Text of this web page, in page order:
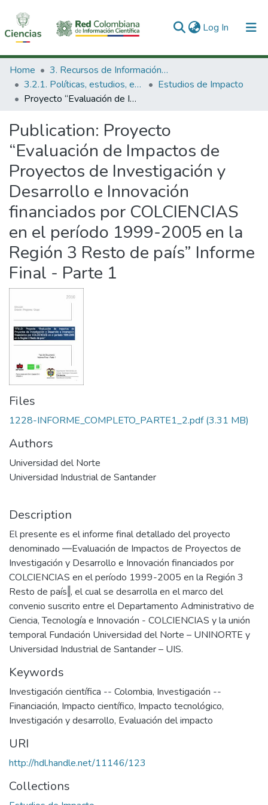
Log In (current)
Communities & Collections
All of DSpace
Home
3. Recursos de Información Científica y Tecnológica
3.2.1. Políticas, estudios, evaluaciones e indicadores de CTeI
Estudios de Impacto
Proyecto “Evaluación de Impactos de Proyectos de Investigación y Desarrollo e Innovación financiados por COLCIENCIAS en el período 1999-2005 en la Región 3 Resto de país” Informe Final - Parte 1
Publication: Proyecto
“Evaluación de Impactos de
Proyectos de Investigación y
Desarrollo e Innovación
financiados por COLCIENCIAS
en el período 1999-2005 en la
Región 3 Resto de país” Informe
Final - Parte 1
Files
1228-INFORME_COMPLETO_PARTE1_2.pdf(3.31 MB)
Authors
Universidad del Norte
Universidad Industrial de Santander
Description
El presente es el informe final detallado del proyecto
denominado ―Evaluación de Impactos de Proyectos de
Investigación y Desarrollo e Innovación financiados por
COLCIENCIAS en el período 1999-2005 en la Región 3
Resto de país‖, el cual se desarrolla en el marco del
convenio suscrito entre el Departamento Administrativo de
Ciencia, Tecnología e Innovación - COLCIENCIAS y la unión
temporal Fundación Universidad del Norte – UNINORTE y
Universidad Industrial de Santander – UIS.
Keywords
Investigación científica -- Colombia, Investigación --
Financiación, Impacto científico, Impacto tecnológico,
Investigación y desarrollo, Evaluación del impacto
URI
http://hdl.handle.net/11146/123
Collections